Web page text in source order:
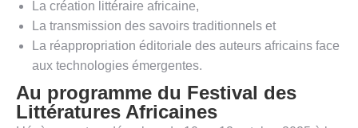
La création littéraire africaine,
La transmission des savoirs traditionnels et
La réappropriation éditoriale des auteurs africains face
aux technologies émergentes.
Au programme du Festival des
Littératures Africaines